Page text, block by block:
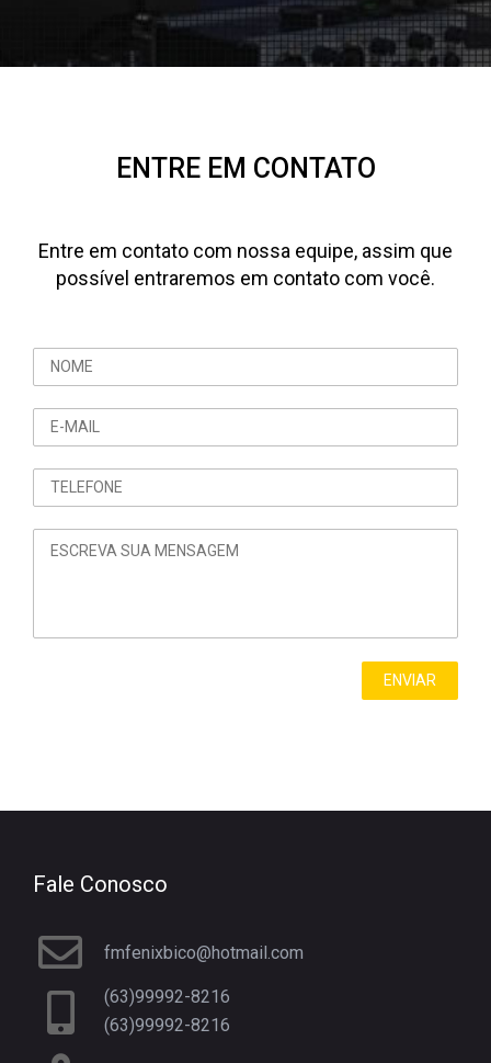
ENTRE EM CONTATO
Entre em contato com nossa equipe, assim que
possível entraremos em contato com você.
Fale Conosco
fmfenixbico@hotmail.com
(63)99992-8216
(63)99992-8216